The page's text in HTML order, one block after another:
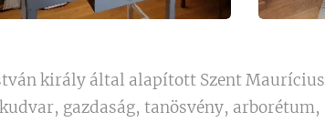
király által alapított Szent Maurícius
gazdaság, tanösvény, arborétum,